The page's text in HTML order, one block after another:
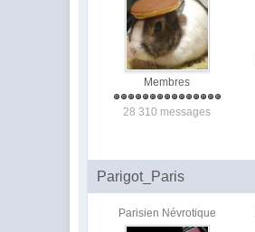
Membres
28 310 messages
Parigot_Paris
Parisien Névrotique